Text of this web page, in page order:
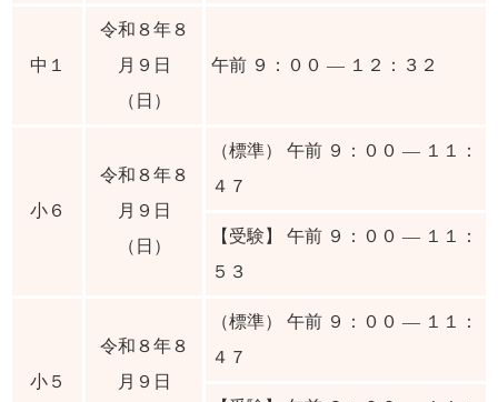
中１
令和８年８
月９日
（日）
午前 ９：００ ― １２：３２
小６
令和８年８
月９日
（日）
（標準） 午前 ９：００ ― １１：
４７
【受験】 午前 ９：００ ― １１：
５３
小５
令和８年８
月９日
（標準） 午前 ９：００ ― １１：
４７